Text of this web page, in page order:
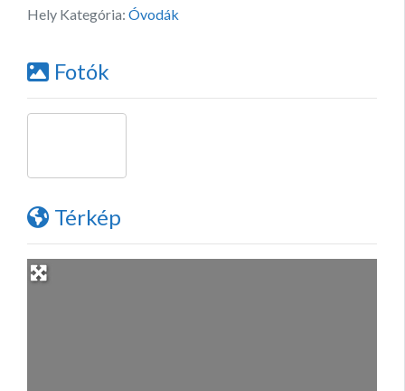
Hely Kategória: Óvodák
Fotók
Térkép